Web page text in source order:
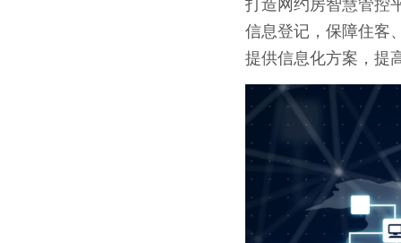
信息登记，保障住客
提供信息化方案，提